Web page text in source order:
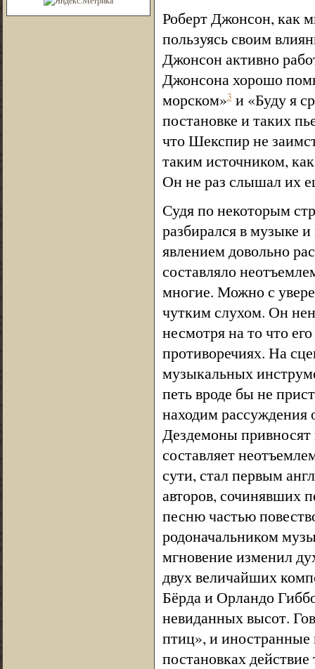
Роберт Джонсон, как
пользуясь своим
Джонсон активно
Джонсона хорошо
морском»3и «Буду я
постановке и таких
что Шекспир не
таким источником,
Он не раз слышал их
Судя по некоторым
разбирался в музыке
явлением довольно
составляло
многие. Можно с
чутким слухом. Он
несмотря на то что
противоречиях. На
музыкальных
петь вроде бы не
находим
Дездемоны
составляет
сути, стал первым
авторов, сочинявших
песню частью
родоначальником
мгновение изменил
двух величайших
Бёрда и Орландо
невиданных высот.
птиц», и иностранные
постановках